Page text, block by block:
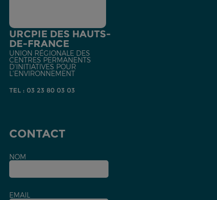
URCPIE DES HAUTS-
DE-FRANCE
UNION RÉGIONALE DES
CENTRES PERMANENTS
D'INITIATIVES POUR
L'ENVIRONNEMENT
TEL : 03 23 80 03 03
CONTACT
NOM
EMAIL